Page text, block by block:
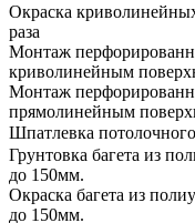
Окраска
раза
Монтаж
криволинейным
Монтаж
прямолинейным
Шпатлевка потолочного
Грунтовка багета из
до 150мм.
Окраска багета из
до 150мм.